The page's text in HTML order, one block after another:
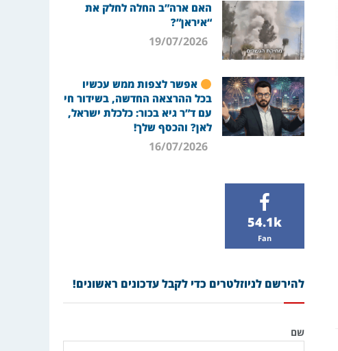
האם ארה”ב החלה לחלק את
“איראן”?
19/07/2026
אפשר לצפות ממש עכשיו
בכל ההרצאה החדשה, בשידור חי
עם ד”ר גיא בכור: כלכלת ישראל,
לאן? והכסף שלך!
16/07/2026
54.1k
Fan
להירשם לניוזלטרים כדי לקבל עדכונים ראשונים!
שם